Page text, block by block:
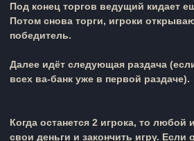
Под конец торгов ведущий кидает
Потом снова торги, игроки
победитель.
Далее идёт следующая раздача
всех ва-банк уже в первой раздаче).
Когда останется 2 игрока, то любой
свои деньги и закончить игру. Если